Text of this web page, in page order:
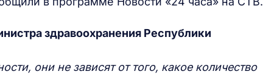
здравоохранения Республики
они не зависят от того, какое количество